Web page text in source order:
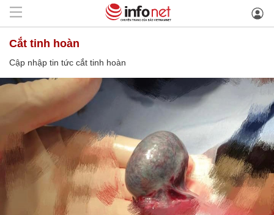
cắt tinh hoàn
Cập nhập tin tức cắt tinh hoàn